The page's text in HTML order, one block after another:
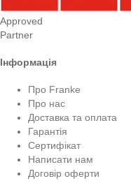
Approved
Partner
Інформація
Про Franke
Про нас
Доставка та оплата
Гарантія
Сертифікат
Написати нам
Договір оферти